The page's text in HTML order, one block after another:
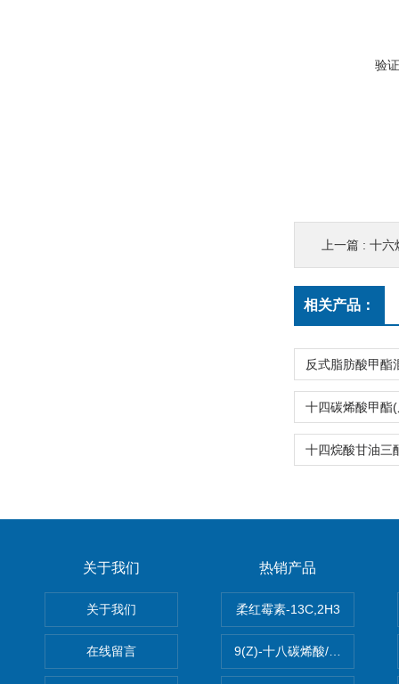
验
上一篇 : 十六
相关产品：
关于我们
关于我们
在线留言
热销产品
柔红霉素-13C,2H3
9(Z)-十八碳烯酸/油酸